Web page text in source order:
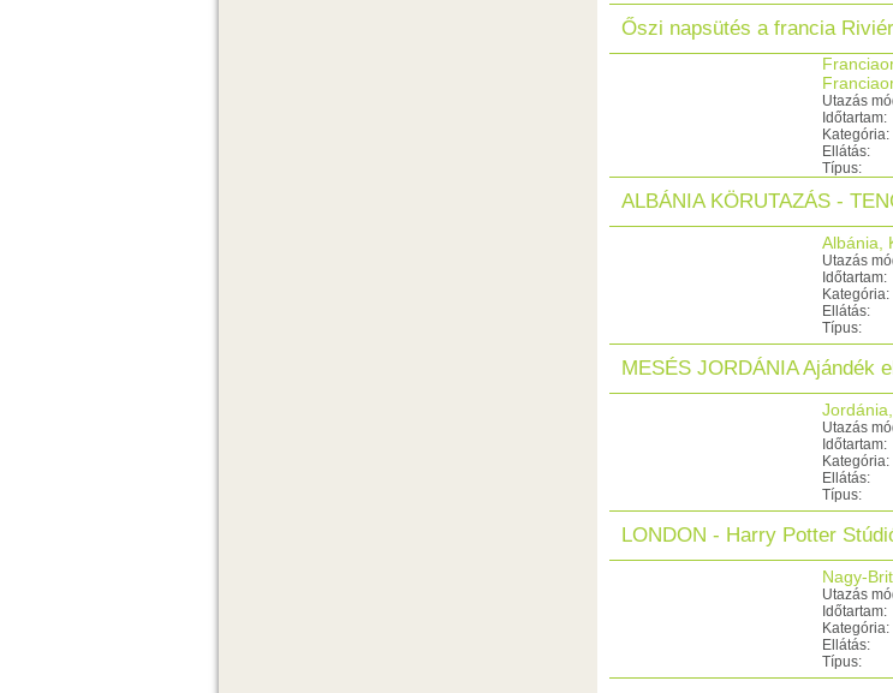
Őszi napsütés a francia
Utazás
Időtartam:
Kategória:
Ellátás:
Típus:
ALBÁNIA KÖRUTAZÁS -
Albánia,
Utazás
Időtartam:
Kategória:
Ellátás:
Típus:
MESÉS JORDÁNIA Ajándék
Utazás
Időtartam:
Kategória:
Ellátás:
Típus:
LONDON - Harry Potter
Nagy-
Utazás
Időtartam:
Kategória:
Ellátás:
Típus: